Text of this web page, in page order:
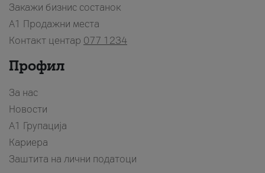
Закажи бизнис состанок
A1 Продажни места
Контакт центар 077 1234
Профил
За нас
Новости
А1 Групација
Кариера
Заштита на лични податоци